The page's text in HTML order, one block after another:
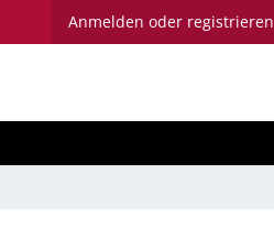
Anmelden oder registrieren